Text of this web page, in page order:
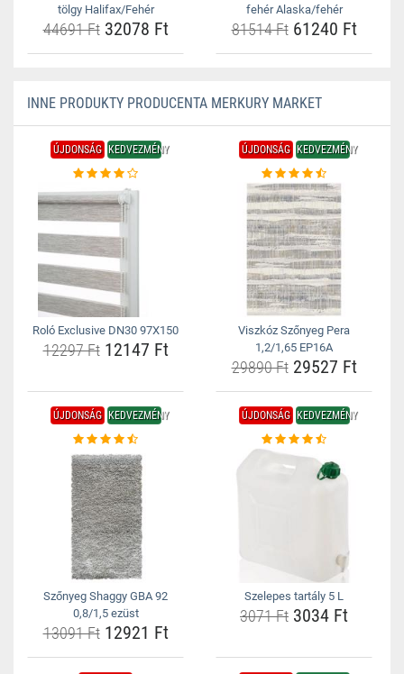
tölgy Halifax/Fehér
44691 Ft32078 Ft
fehér Alaska/fehér
81514 Ft61240 Ft
INNE PRODUKTY PRODUCENTA MERKURY MARKET
ÚJDONSÁG KEDVEZMÉNY
Roló Exclusive DN30 97X150
12297 Ft12147 Ft
ÚJDONSÁG KEDVEZMÉNY
Viszkóz Szőnyeg Pera
1,2/1,65 EP16A
29890 Ft29527 Ft
ÚJDONSÁG KEDVEZMÉNY
Szőnyeg Shaggy GBA 92
0,8/1,5 ezüst
13091 Ft12921 Ft
ÚJDONSÁG KEDVEZMÉNY
Szelepes tartály 5 L
3071 Ft 3034 Ft